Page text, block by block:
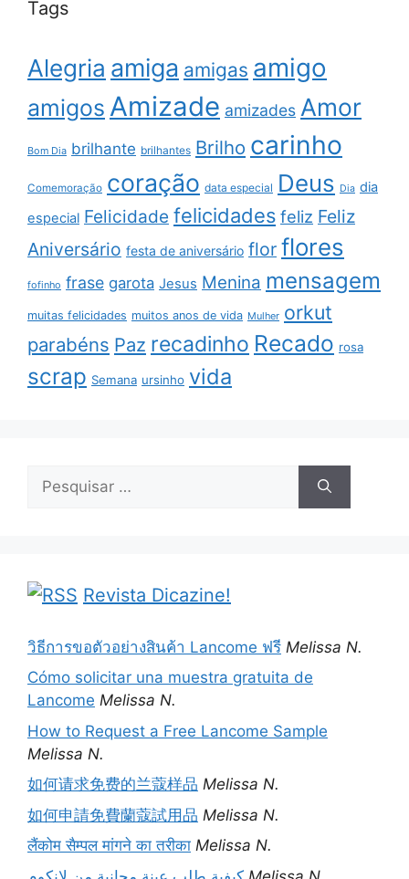
Tags
Alegria amiga amigas amigo
amigos Amizade amizades Amor
Bom Dia brilhante brilhantes Brilho carinho
Comemoração coração data especial Deus Dia dia
especial Felicidade felicidades feliz Feliz
Aniversário festa de aniversário flor flores
fofinho frase garota Jesus Menina mensagem
muitas felicidades muitos anos de vida Mulher orkut
parabéns Paz recadinho Recado rosa
scrap Semana ursinho vida
por:
Revista Dicazine!
วิธีการขอตัวอย่างสินค้า Lancome ฟรี Melissa N.
Cómo solicitar una muestra gratuita de
Lancome Melissa N.
How to Request a Free Lancome Sample
Melissa N.
如何请求免费的兰蔻样品 Melissa N.
如何申請免費蘭蔻試用品 Melissa N.
लैंकोम सैम्पल मांगने का तरीका Melissa N.